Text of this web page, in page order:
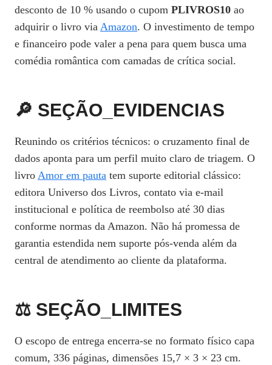
desconto de 10 % usando o cupom PLIVROS10 ao
adquirir o livro via Amazon. O investimento de tempo
e financeiro pode valer a pena para quem busca uma
comédia romântica com camadas de crítica social.
🔎 SEÇÃO_EVIDENCIAS
Reunindo os critérios técnicos: o cruzamento final de
dados aponta para um perfil muito claro de triagem. O
livro Amor em pauta tem suporte editorial clássico:
editora Universo dos Livros, contato via e‑mail
institucional e política de reembolso até 30 dias
conforme normas da Amazon. Não há promessa de
garantia estendida nem suporte pós‑venda além da
central de atendimento ao cliente da plataforma.
⚖️ SEÇÃO_LIMITES
O escopo de entrega encerra-se no formato físico capa
comum, 336 páginas, dimensões 15,7 × 3 × 23 cm.